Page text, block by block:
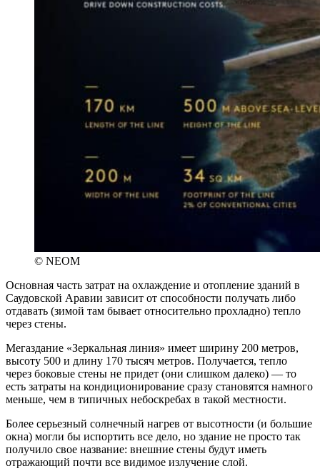
© NEOM
Основная часть затрат на охлаждение и отопление зданий в
Саудовской Аравии зависит от способности получать либо
отдавать (зимой там бывает относительно прохладно) тепло
через стены.
Мегаздание «Зеркальная линия» имеет ширину 200 метров,
высоту 500 и длину 170 тысяч метров. Получается, тепло
через боковые стены не придет (они слишком далеко) — то
есть затраты на кондиционирование сразу становятся намного
меньше, чем в типичных небоскребах в такой местности.
Более серьезный солнечный нагрев от высотности (и большие
окна) могли бы испортить все дело, но здание не просто так
получило свое название: внешние стены будут иметь
отражающий почти все видимое излучение слой.